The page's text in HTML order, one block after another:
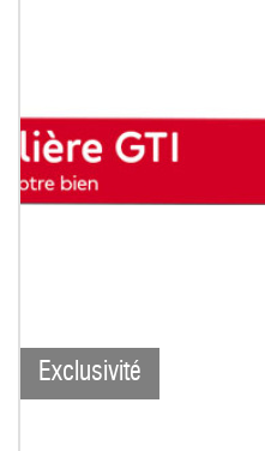
Exclusivité